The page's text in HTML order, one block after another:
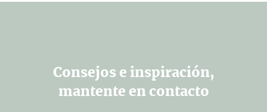
Consejos e inspiración,
mantente en contacto